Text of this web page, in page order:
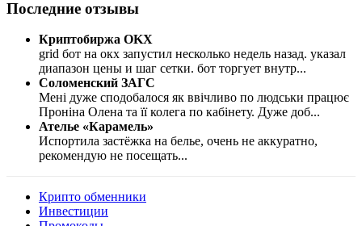
Последние отзывы
Криптобиржа OKX
grid бот на окх запустил несколько недель назад. указал
диапазон цены и шаг сетки. бот торгует внутр...
Соломенский ЗАГС
Мені дуже сподобалося як ввічливо по людськи працює
Проніна Олена та її колега по кабінету. Дуже доб...
Ателье «Карамель»
Испортила застёжка на белье, очень не аккуратно,
рекомендую не посещать...
Крипто обменники
Инвестиции